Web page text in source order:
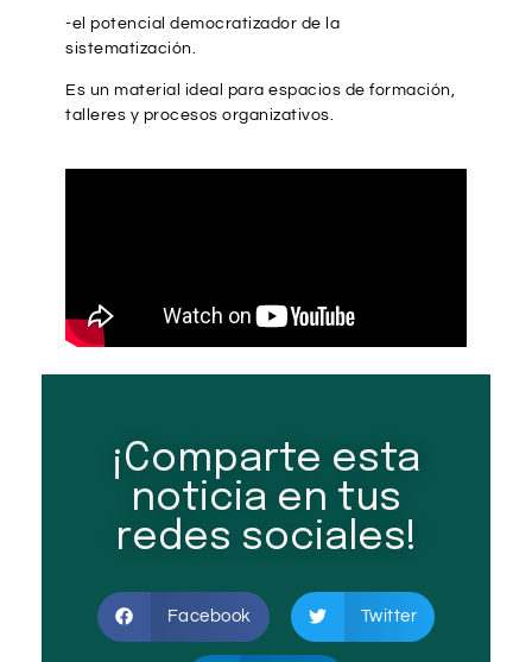
-el potencial democratizador de la
sistematización.
Es un material ideal para espacios de formación,
talleres y procesos organizativos.
¡Comparte esta
noticia en tus
redes sociales!
Facebook Twitter